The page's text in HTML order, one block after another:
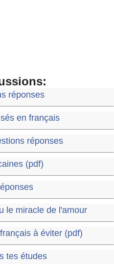
réponses
en français
réponses
(pdf)
le miracle de l'amour
à éviter (pdf)
tes études